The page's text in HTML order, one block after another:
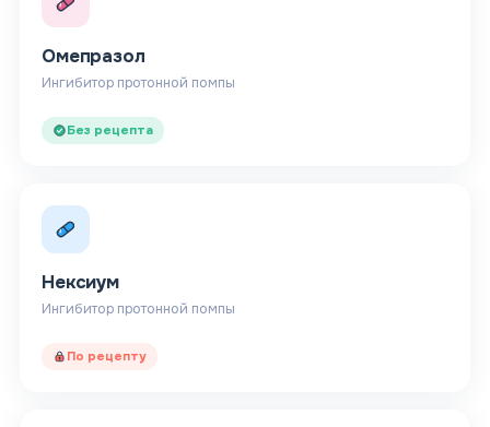
Омепразол
Ингибитор протонной помпы
Без рецепта
Нексиум
Ингибитор протонной помпы
По рецепту